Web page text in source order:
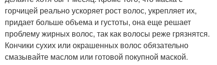
горчицей реально ускоряет рост волос, укрепляет их,
придает больше объема и густоты, она еще решает
проблему жирных волос, так как волосы реже грязнятся.
Кончики сухих или окрашенных волос обязательно
смазывайте маслом или готовой покупной маской.